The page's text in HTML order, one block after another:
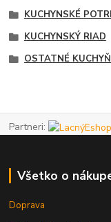
KUCHYNSKÉ
KUCHYNSKÝ RIAD
OSTATNÉ
Partneri:
Všetko o
Doprava